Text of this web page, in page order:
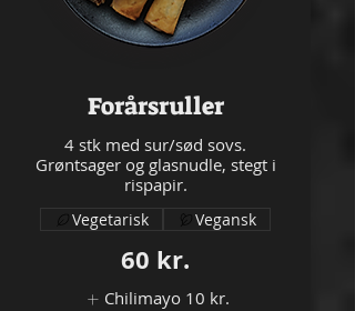
Forårsruller
4 stk med sur/sød sovs.
Grøntsager og glasnudle, stegt i
rispapir.
60 kr.
Vegetarisk Vegansk
Chilimayo 10 kr.